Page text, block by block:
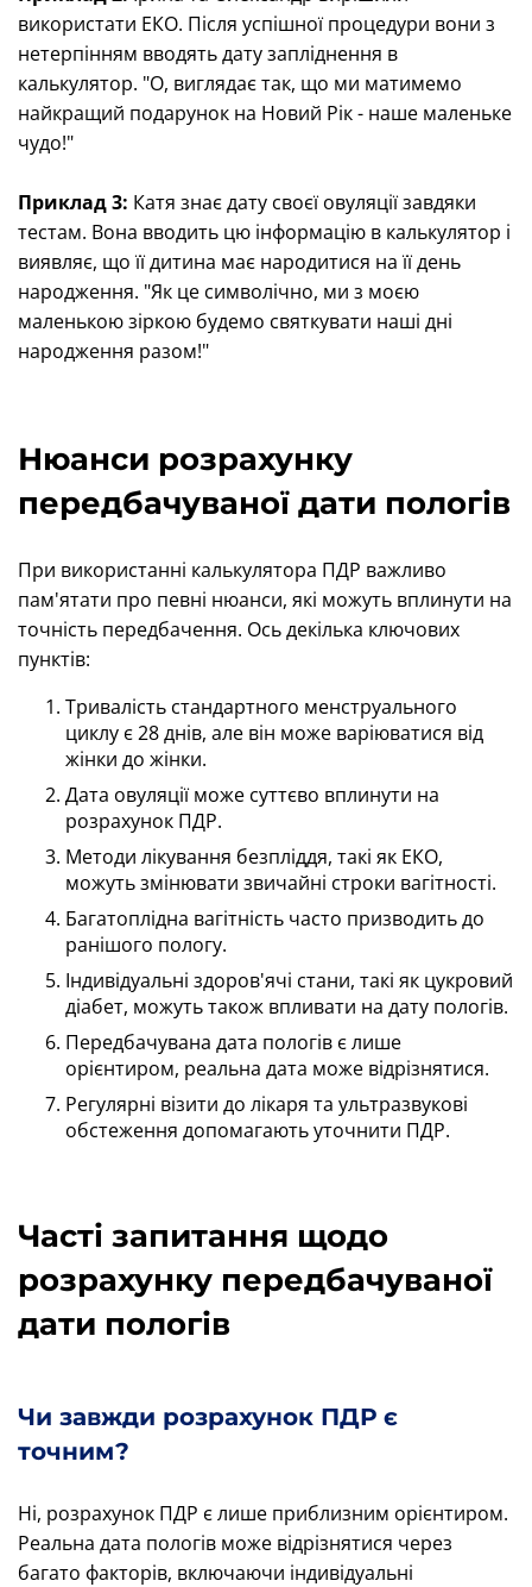
використати ЕКО. Після успішної процедури вони з
нетерпінням вводять дату запліднення в
калькулятор. "О, виглядає так, що ми матимемо
найкращий подарунок на Новий Рік - наше маленьке
чудо!"
Приклад 3: Катя знає дату своєї овуляції завдяки
тестам. Вона вводить цю інформацію в калькулятор і
виявляє, що її дитина має народитися на її день
народження. "Як це символічно, ми з моєю
маленькою зіркою будемо святкувати наші дні
народження разом!"
Нюанси розрахунку
передбачуваної дати пологів
При використанні калькулятора ПДР важливо
пам'ятати про певні нюанси, які можуть вплинути на
точність передбачення. Ось декілька ключових
пунктів:
Тривалість стандартного менструального
циклу є 28 днів, але він може варіюватися від
жінки до жінки.
Дата овуляції може суттєво вплинути на
розрахунок ПДР.
Методи лікування безпліддя, такі як ЕКО,
можуть змінювати звичайні строки вагітності.
Багатоплідна вагітність часто призводить до
ранішого пологу.
Індивідуальні здоров'ячі стани, такі як цукровий
діабет, можуть також впливати на дату пологів.
Передбачувана дата пологів є лише
орієнтиром, реальна дата може відрізнятися.
Регулярні візити до лікаря та ультразвукові
обстеження допомагають уточнити ПДР.
Часті запитання щодо
розрахунку передбачуваної
дати пологів
Чи завжди розрахунок ПДР є
точним?
Ні, розрахунок ПДР є лише приблизним орієнтиром.
Реальна дата пологів може відрізнятися через
багато факторів, включаючи індивідуальні